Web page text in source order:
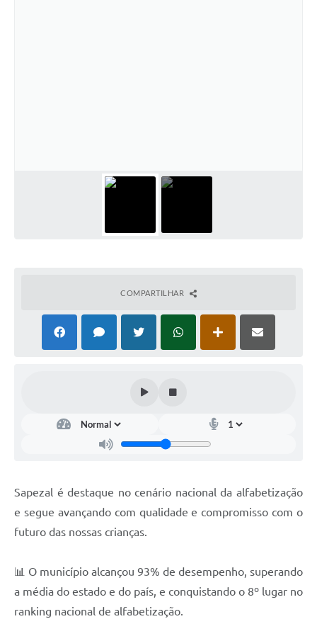
COMPARTILHAR
Sapezal é destaque no cenário nacional da alfabetização
e segue avançando com qualidade e compromisso com o
futuro das nossas crianças.
📊 O município alcançou 93% de desempenho, superando
a média do estado e do país, e conquistando o 8º lugar no
ranking nacional de alfabetização.